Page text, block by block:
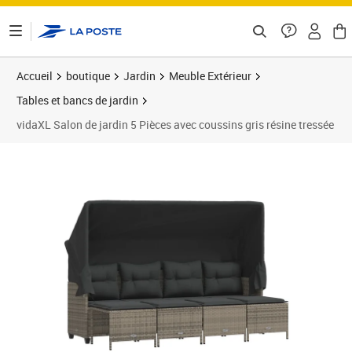
Accueil boutique Jardin
Meuble Extérieur
Tables et bancs de jardin
vidaXL Salon de jardin 5 Pièces avec coussins gris résine tressée